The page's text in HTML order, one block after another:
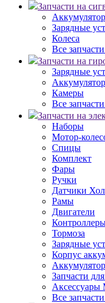
Запчасти на
Зарядные
Колеса
Все
Запчасти на
Зарядные
Камеры
Все
Запчасти на
Наборы
Мотор-
Спицы
Комплект
Фары
Ручки
Датчики
Рамы
Двигатели
Тормоза
Зарядные
Корпус
Запчасти
Аксессуары
Все